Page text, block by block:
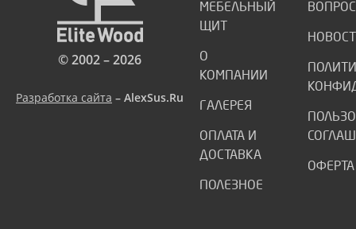
© 2002 – 2026
Разработка сайта – AlexSus.Ru
МЕБЕЛЬНЫЙ
ЩИТ
О
КОМПАНИИ
ГАЛЕРЕЯ
ОПЛАТА И
ДОСТАВКА
ПОЛЕЗНОЕ
ОФЕРТА